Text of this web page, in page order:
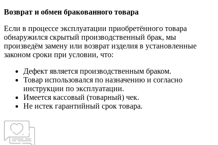
Возврат и обмен бракованного товара
Если в процессе эксплуатации приобретённого товара
обнаружился скрытый производственный брак, мы
произведём замену или возврат изделия в установленные
законом сроки при условии, что:
Дефект является производственным браком.
Товар использовался по назначению и согласно
инструкции по эксплуатации.
Имеется кассовый (товарный) чек.
Не истек гарантийный срок товара.